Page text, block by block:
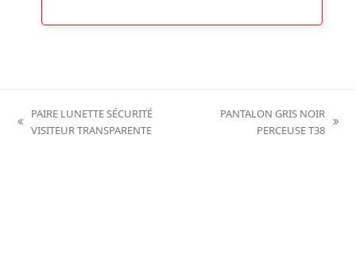
previous
PAIRE LUNETTE SÉCURITÉ
VISITEUR TRANSPARENTE
PANTALON GRIS NOIR
PERCEUSE T38